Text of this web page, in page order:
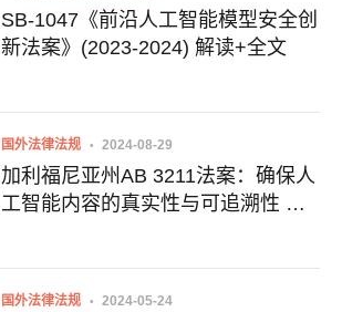
SB-1047《前沿人工智能模型安全创
新法案》(2023-2024) 解读+全文
国外法律法规 2024-08-29
加利福尼亚州AB 3211法案：确保人
工智能内容的真实性与可追溯性 附
国外法律法规 2024-05-24